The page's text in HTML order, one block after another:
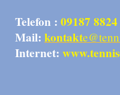
Telefon : 09187 8824
Mail: kontakt
Internet: